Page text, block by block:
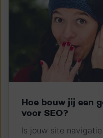
Hoe bouw jij een
voor SEO?
Is jouw site